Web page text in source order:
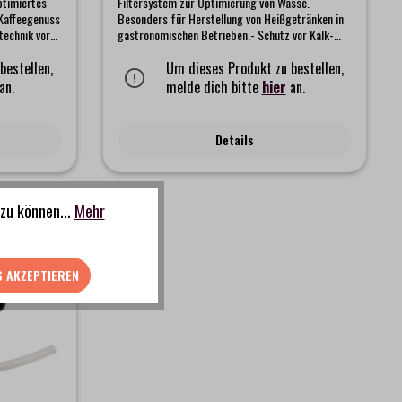
vor
einen
in den
für
Liter
an.
Besonders für Herstellung von Heißgetränken in
gastronomischen Betrieben.- Schutz vor Kalk-
der Gesamthärte mit pH-Wert Stabilisierung-
Minimierung von Korrosionsrisiken bei
chloridhaltigem Rohwasser
Um dieses Produkt zu bestellen,
melde dich bitte hier an.
Details
können... Mehr
AKZEPTIEREN